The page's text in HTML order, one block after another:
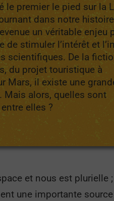
le premier le pied sur la
dans notre
un véritable enjeu
de stimuler l’intérêt et
scientifiques. De la
du projet touristique à
Mars, il existe une
Mais alors, quelles sont
elles ?
et nous est
une importante